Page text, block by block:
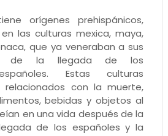
orígenes prehispánicos,
las culturas mexica, maya,
que ya veneraban a sus
de la llegada de los
Estas culturas
relacionados con la muerte,
bebidas y objetos al
en una vida después de la
de los españoles y la